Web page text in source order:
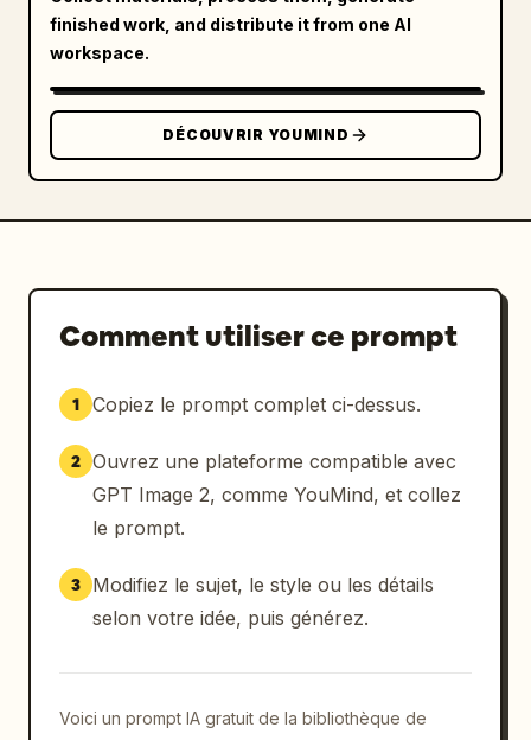
sociaux"}
      ]
    {
      "layout": "grille de cartes
        "labels": ["Exposition totale 10M+",
abonnés 28 000+", "Conversions 3 200+"]
      },
      "right_charts": {
        "count": 2,
          "graphique linéaire montrant une
tendance sur 7 jours avec un pic au 3e jour à
8 320 000",
          "graphique à barres horizontales
TikTok 52 %, Instagram 24 %, X 15 %, YouTube
9 %"
finished work, and distribute it from one AI
workspace.
DÉCOUVRIR YOUMIND
Comment utiliser ce prompt
1 Copiez le prompt complet ci-dessus.
2 Ouvrez une plateforme compatible avec
GPT Image 2, comme YouMind, et collez
le prompt.
3
Modifiez le sujet, le style ou les détails
selon votre idée, puis générez.
Voici un prompt IA gratuit de la bibliothèque de